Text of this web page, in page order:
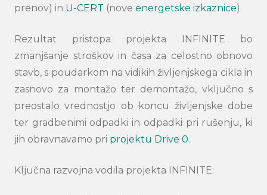
prenov) in U-CERT (nove energetske izkaznice).
Rezultat pristopa projekta INFINITE bo
zmanjšanje stroškov in časa za celostno obnovo
stavb, s poudarkom na vidikih življenjskega cikla in
zasnovo za montažo ter demontažo, vključno s
preostalo vrednostjo ob koncu življenjske dobe
ter gradbenimi odpadki in odpadki pri rušenju, ki
jih obravnavamo pri projektu Drive 0.
Ključna razvojna vodila projekta INFINITE: